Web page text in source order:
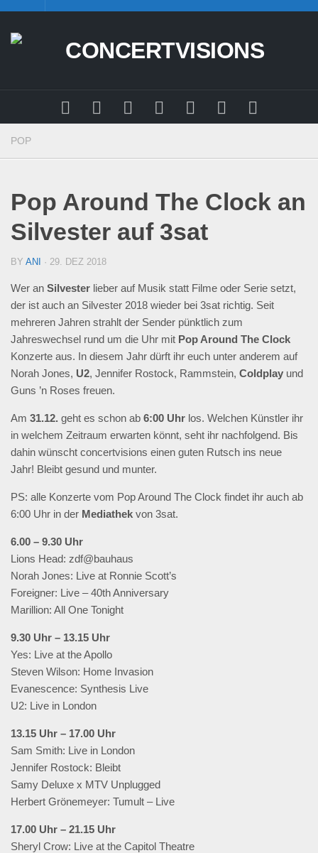
content
POP
Pop Around The Clock an
Silvester auf 3sat
BY ANI · 29. DEZ 2018
Wer an Silvester lieber auf Musik statt Filme oder Serie setzt,
der ist auch an Silvester 2018 wieder bei 3sat richtig. Seit
mehreren Jahren strahlt der Sender pünktlich zum
Jahreswechsel rund um die Uhr mit Pop Around The Clock
Konzerte aus. In diesem Jahr dürft ihr euch unter anderem auf
Norah Jones, U2, Jennifer Rostock, Rammstein, Coldplay und
Guns ’n Roses freuen.
Am 31.12. geht es schon ab 6:00 Uhr los. Welchen Künstler ihr
in welchem Zeitraum erwarten könnt, seht ihr nachfolgend. Bis
dahin wünscht concertvisions einen guten Rutsch ins neue
Jahr! Bleibt gesund und munter.
PS: alle Konzerte vom Pop Around The Clock findet ihr auch ab
6:00 Uhr in der Mediathek von 3sat.
6.00 – 9.30 Uhr
Lions Head: zdf@bauhaus
Norah Jones: Live at Ronnie Scott’s
Foreigner: Live – 40th Anniversary
Marillion: All One Tonight
9.30 Uhr – 13.15 Uhr
Yes: Live at the Apollo
Steven Wilson: Home Invasion
Evanescence: Synthesis Live
U2: Live in London
13.15 Uhr – 17.00 Uhr
Sam Smith: Live in London
Jennifer Rostock: Bleibt
Samy Deluxe x MTV Unplugged
Herbert Grönemeyer: Tumult – Live
17.00 Uhr – 21.15 Uhr
Sheryl Crow: Live at the Capitol Theatre